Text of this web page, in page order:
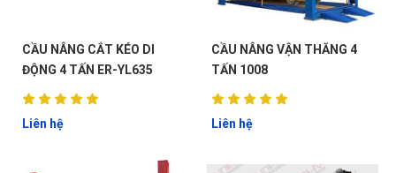
CẦU NÂNG CẮT KÉO DI
ĐỘNG 4 TẤN ER-YL635
Liên hệ
CẦU NÂNG VẬN THĂNG 4
TẤN 1008
Liên hệ